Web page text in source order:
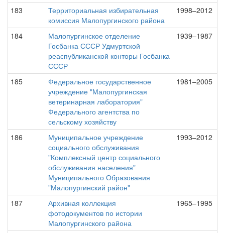
183
Территориальная избирательная
комиссия Малопургинского района
1998–2012
184
Малопургинское отделение
Госбанка СССР Удмуртской
реаспубликанской конторы Госбанка
СССР
1939–1987
185
Федеральное государственное
учреждение "Малопургинская
ветеринарная лаборатория"
Федерального агентства по
сельскому хозяйству
1981–2005
186
Муниципальное учреждение
социального обслуживания
"Комплексный центр социального
обслуживания населения"
Муниципального Образования
"Малопургинский район"
1993–2012
187
Архивная коллекция
фотодокументов по истории
Малопургинского района
1965–1995